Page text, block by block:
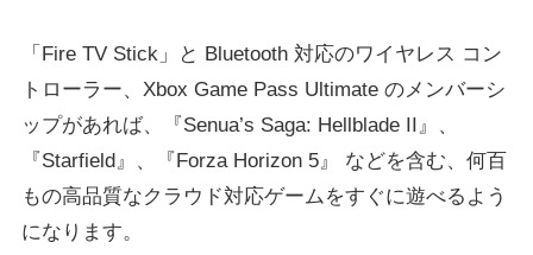
「Fire TV Stick」と Bluetooth 対応のワイヤレス コン
トローラー、Xbox Game Pass Ultimate のメンバーシ
ップがあれば、『Senua’s Saga: Hellblade II』、
『Starfield』、『Forza Horizon 5』 などを含む、何百
もの高品質なクラウド対応ゲームをすぐに遊べるよう
になります。